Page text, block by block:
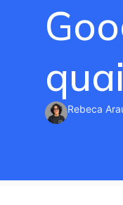
Rebeca